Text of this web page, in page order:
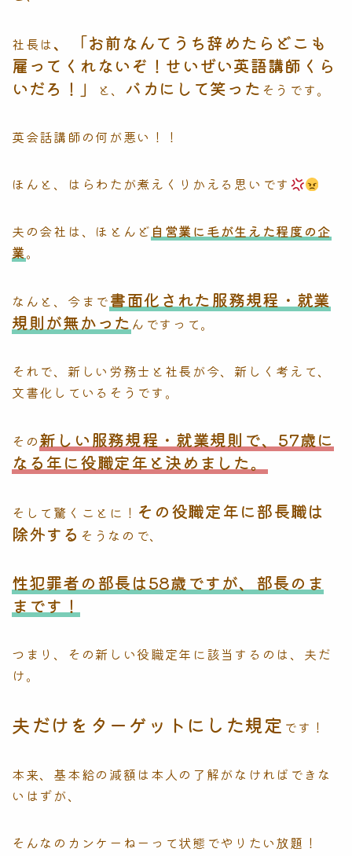
社長は 、「お前なんてうち辞めたらどこも
雇ってくれないぞ！せいぜい英語講師くら
いだろ！」
と、 バカにして笑った そうです。
英会話講師の何が悪い！！
ほんと、はらわたが煮えくりかえる思いです
夫の会社は、ほとんど 自営業に毛が生えた程度の企
業。
なんと、今まで書面化された服務規程・就業
規則が無かった んですって。
それで、新しい労務士と社長が今、新しく考えて、
文書化しているそうです。
その新しい服務規程・就業規則で、57歳に
なる年に役職定年と決めました。
そして驚くことに！ その役職定年に部長職は
除外する そうなので、
性犯罪者の部長は58歳ですが、部長のま
まです！
つまり、その新しい役職定年に該当するのは、夫だ
け。
夫だけをターゲットにした規定 です！
本来、基本給の減額は本人の了解がなければできな
いはずが、
そんなのカンケーねーって状態でやりたい放題！